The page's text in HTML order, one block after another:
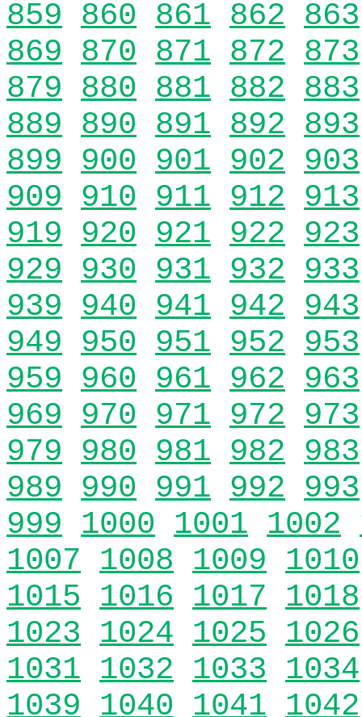
859 860 861 862 863
869 870 871 872 873
879 880 881 882 883
889 890 891 892 893
899 900 901 902 903
909 910 911 912 913
919 920 921 922 923
929 930 931 932 933
939 940 941 942 943
949 950 951 952 953
959 960 961 962 963
969 970 971 972 973
979 980 981 982 983
989 990 991 992 993
999 1000 1001 1002
1007 1008 1009 1010
1015 1016 1017 1018
1023 1024 1025 1026
1031 1032 1033 1034
1039 1040 1041 1042